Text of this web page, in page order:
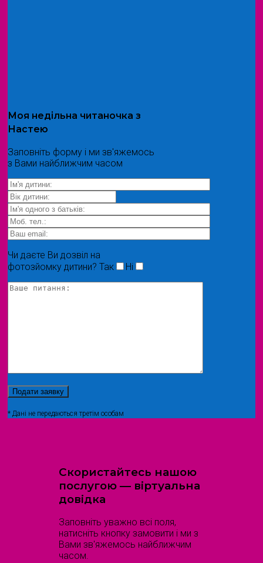
Моя недільна читаночка з
Настею
Заповніть форму і ми зв'яжемось
з Вами найближчим часом
Чи даєте Ви дозвіл на
фотозйомку дитини? Так Ні
* Дані не передаються третім особам
Скористайтесь нашою
послугою — віртуальна
довідка
Заповніть уважно всі поля,
натисніть кнопку замовити і ми з
Вами зв'яжемось найближчим
часом.